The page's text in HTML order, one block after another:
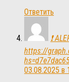
Ответить
❗
https://
03.08.2025 в